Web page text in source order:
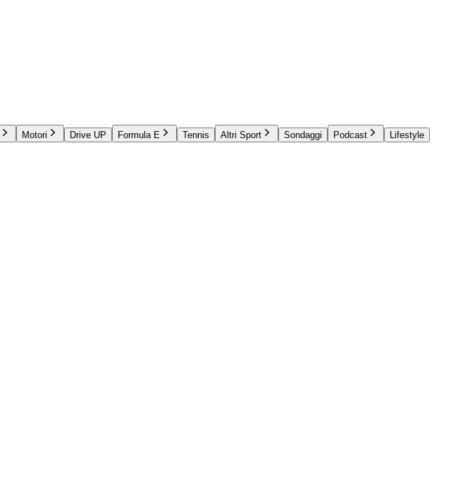
Motori Drive UP Formula E Tennis Altri Sport Sondaggi Podcast
Lifestyle